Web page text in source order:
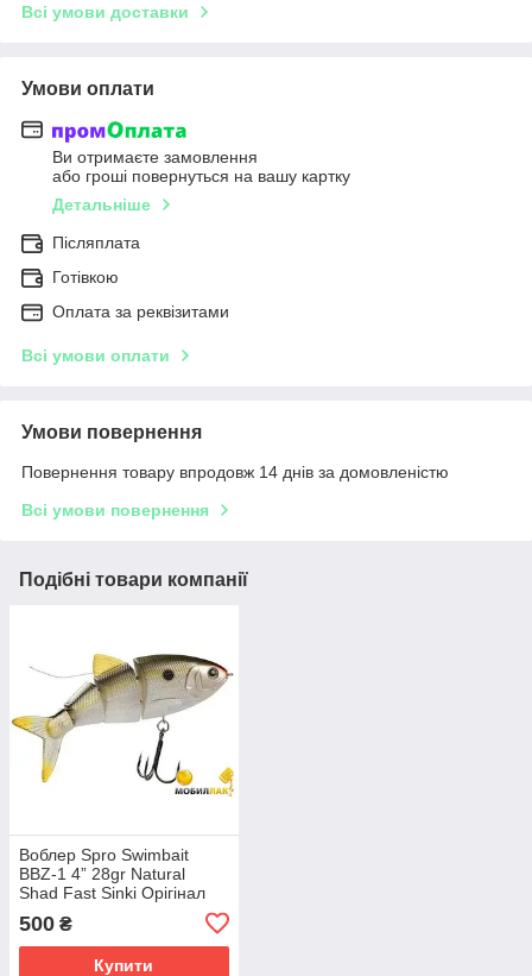
Всі умови доставки
Умови оплати
Ви отримаєте замовлення
або гроші повернуться на вашу картку
Детальніше
Післяплата
Готівкою
Оплата за реквізитами
Всі умови оплати
Умови повернення
Повернення товару впродовж 14 днів за домовленістю
Всі умови повернення
Подібні товари компанії
Воблер Spro Swimbait
BBZ-1 4” 28gr Natural
Shad Fast Sinki Орігінал
500 ₴
Купити